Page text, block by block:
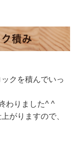
積み
クを積んでいっ
わりました^ ^
がりますので、